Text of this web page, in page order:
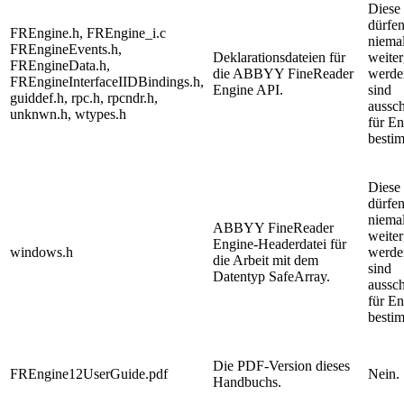
FREngine.h, FREngine_i.c
FREngineEvents.h,
FREngineData.h,
FREngineInterfaceIIDBindings.h,
guiddef.h, rpc.h, rpcndr.h,
unknwn.h, wtypes.h
Deklarationsdateien für
die ABBYY FineReader
Engine API.
Diese
dürfen
sind
für
windows.h
ABBYY FineReader
Engine-Headerdatei für
die Arbeit mit dem
Datentyp SafeArray.
Diese
dürfen
sind
für
FREngine12UserGuide.pdf
Die PDF-Version dieses
Handbuchs.
Nein.